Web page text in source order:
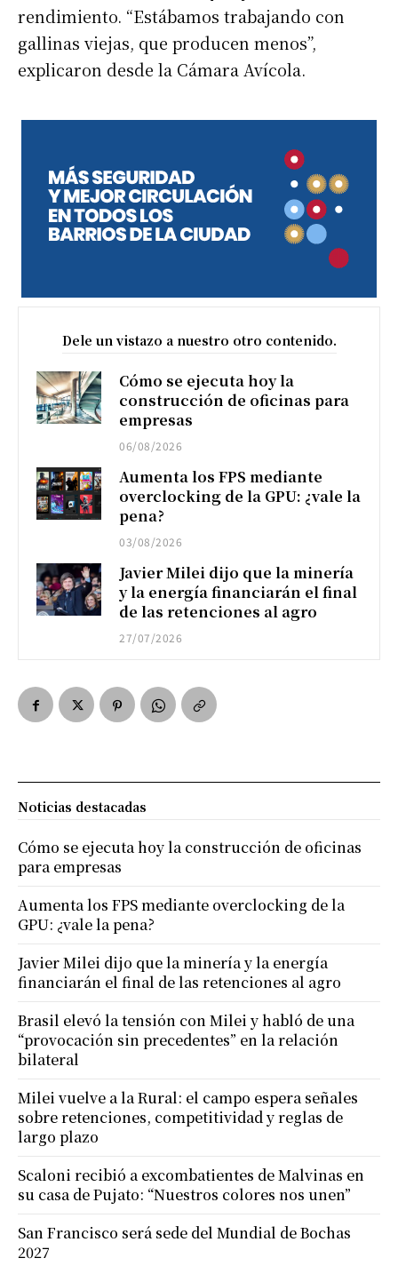
rendimiento. “Estábamos trabajando con
gallinas viejas, que producen menos”,
explicaron desde la Cámara Avícola.
Dele un vistazo a nuestro otro contenido.
Cómo se ejecuta hoy la
construcción de oficinas para
empresas
06/08/2026
Aumenta los FPS mediante
overclocking de la GPU: ¿vale la
pena?
03/08/2026
Javier Milei dijo que la minería
y la energía financiarán el final
de las retenciones al agro
27/07/2026
Noticias destacadas
Cómo se ejecuta hoy la construcción de oficinas
para empresas
Aumenta los FPS mediante overclocking de la
GPU: ¿vale la pena?
Javier Milei dijo que la minería y la energía
financiarán el final de las retenciones al agro
Brasil elevó la tensión con Milei y habló de una
“provocación sin precedentes” en la relación
bilateral
Milei vuelve a la Rural: el campo espera señales
sobre retenciones, competitividad y reglas de
largo plazo
Scaloni recibió a excombatientes de Malvinas en
su casa de Pujato: “Nuestros colores nos unen”
San Francisco será sede del Mundial de Bochas
2027